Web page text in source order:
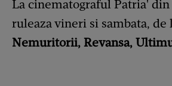
La cinematograful Patria'
ruleaza vineri si sambata, de
Nemuritorii, Revansa,